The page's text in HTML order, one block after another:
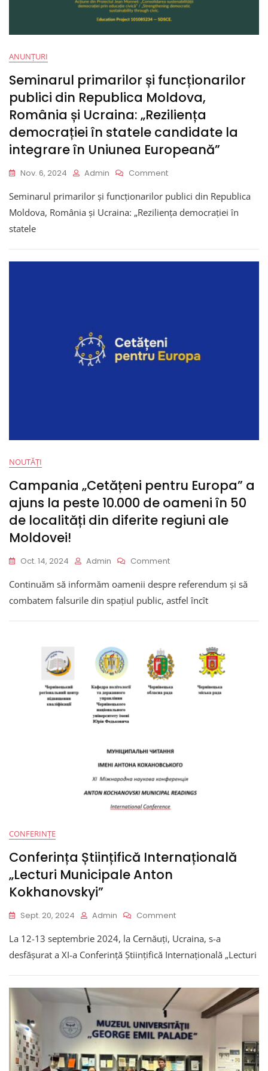
„Reziliența
Democrației
Integrare
În
Uniunea
Europeană”,
7-
8
ANUNȚURI
Seminarul primarilor și funcționarilor
publici din Republica Moldova,
România și Ucraina: „Reziliența
democrației în statele candidate la
integrare în Uniunea Europeană”
Nov. 6, 2024 Admin CommentOn
Primarilor
Și
Funcționarilor
În
Statele
Candidate
Seminarul primarilor și funcționarilor publici din Republica
Moldova, România și Ucraina: „Reziliența democrației în
statele
NOUTĂȚI
Campania „Cetățeni pentru Europa” a
ajuns la peste 10.000 de oameni în 50
de localități din diferite regiuni ale
Moldovei!
Oct. 14, 2024 Admin CommentOn
„Cetățeni
Pentru
A
Peste
10.000
De
Oameni
Din
Diferite
Regiuni
Ale
Continuăm să informăm oamenii despre referendum și să
combatem falsurile din spațiul public, astfel încît
CONFERINȚE
Conferința Științifică Internațională
„Lecturi Municipale Anton
Kokhanovskyi”
Sept. 20, 2024 Admin CommentOn
Științifică
Internațională
„Lecturi
Municipale
Anton
Kokhanovskyi”
La 12-13 septembrie 2024, la Cernăuți, Ucraina, s-a
desfășurat a XI-a Conferință Științifică Internațională „Lecturi